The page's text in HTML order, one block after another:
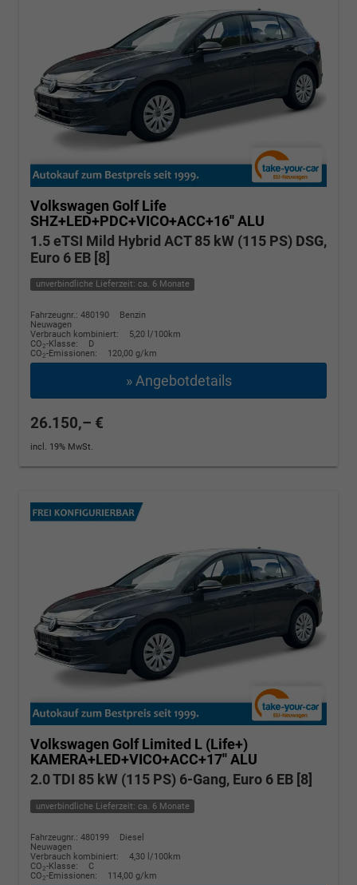
Volkswagen Golf Life
SHZ+LED+PDC+VICO+ACC+16'' ALU
1.5 eTSI Mild Hybrid ACT 85 kW (115 PS) DSG,
Euro 6 EB [8]
unverbindliche Lieferzeit: ca. 6 Monate
Fahrzeugnr.: 480190
Benzin
Neuwagen
Verbrauch kombiniert:
5,20 l/100km
CO2-Klasse:
D
CO2-Emissionen: 120,00 g/km
» Angebotdetails
26.150,– €
incl. 19% MwSt.
Volkswagen Golf Limited L (Life+)
KAMERA+LED+VICO+ACC+17'' ALU
2.0 TDI 85 kW (115 PS) 6-Gang, Euro 6 EB [8]
unverbindliche Lieferzeit: ca. 6 Monate
Fahrzeugnr.: 480199
Diesel
Neuwagen
Verbrauch kombiniert:
4,30 l/100km
CO2-Klasse:
C
CO2-Emissionen: 114,00 g/km